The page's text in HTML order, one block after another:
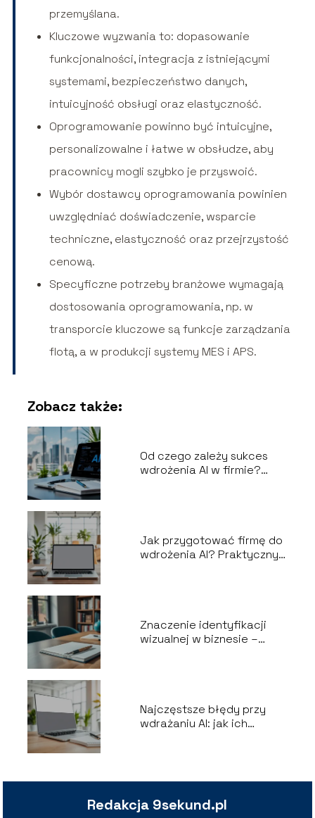
przemyślana.
Kluczowe wyzwania to: dopasowanie
funkcjonalności, integracja z istniejącymi
systemami, bezpieczeństwo danych,
intuicyjność obsługi oraz elastyczność.
Oprogramowanie powinno być intuicyjne,
personalizowalne i łatwe w obsłudze, aby
pracownicy mogli szybko je przyswoić.
Wybór dostawcy oprogramowania powinien
uwzględniać doświadczenie, wsparcie
techniczne, elastyczność oraz przejrzystość
cenową.
Specyficzne potrzeby branżowe wymagają
dostosowania oprogramowania, np. w
transporcie kluczowe są funkcje zarządzania
flotą, a w produkcji systemy MES i APS.
Zobacz także:
Od czego zależy sukces
wdrożenia AI w firmie?
Jak przygotować firmę do
wdrożenia AI? Praktyczny
Znaczenie identyfikacji
wizualnej w biznesie –
Najczęstsze błędy przy
wdrażaniu AI: jak ich
Redakcja 9sekund.pl